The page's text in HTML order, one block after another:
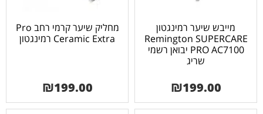
מייבש שיער רמינגטון
Remington SUPERCARE
PRO AC7100 יבואן רשמי
שריג
₪199.00
מחליק שיער קרמי רחב Pro
Ceramic Extra רמינגטון
₪199.00